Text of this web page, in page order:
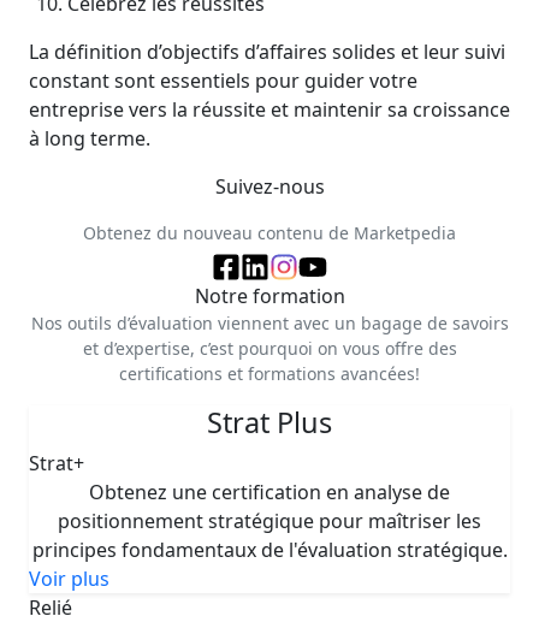
La définition d’objectifs d’affaires solides et leur suivi
constant sont essentiels pour guider votre
entreprise vers la réussite et maintenir sa croissance
à long terme.
Suivez-nous
Obtenez du nouveau contenu de Marketpedia
Notre formation
Nos outils d’évaluation viennent avec un bagage de savoirs
et d’expertise, c’est pourquoi on vous offre des
certifications et formations avancées!
Strat Plus
Strat+
Obtenez une certification en analyse de
positionnement stratégique pour maîtriser les
principes fondamentaux de l'évaluation stratégique.
Voir plus
Relié